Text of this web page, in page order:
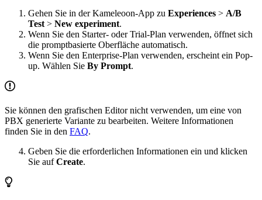
Gehen Sie in der Kameleoon-App zu Experiences > A/B
Test > New experiment.
Wenn Sie den Starter- oder Trial-Plan verwenden, öffnet sich
die promptbasierte Oberfläche automatisch.
Wenn Sie den Enterprise-Plan verwenden, erscheint ein Pop-
up. Wählen Sie By Prompt.
Sie können den grafischen Editor nicht verwenden, um eine von
PBX generierte Variante zu bearbeiten. Weitere Informationen
finden Sie in den FAQ.
Geben Sie die erforderlichen Informationen ein und klicken
Sie aufCreate.